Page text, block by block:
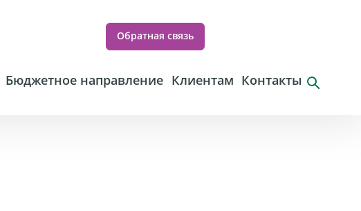
Обратная связь
Бюджетное направление Клиентам Контакты